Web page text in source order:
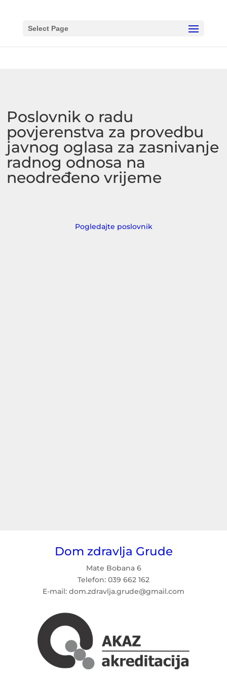
Select Page
Poslovnik o radu
povjerenstva za provedbu
javnog oglasa za zasnivanje
radnog odnosa na
neodređeno vrijeme
Pogledajte poslovnik
Dom zdravlja Grude
Mate Bobana 6
Telefon: 039 662 162
E-mail: dom.zdravlja.grude@gmail.com